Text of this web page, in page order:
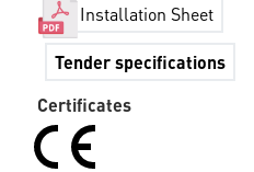
Installation Sheet
Tender specifications
Certificates